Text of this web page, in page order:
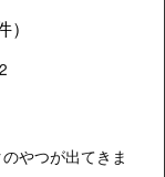
）
やつが出てきま